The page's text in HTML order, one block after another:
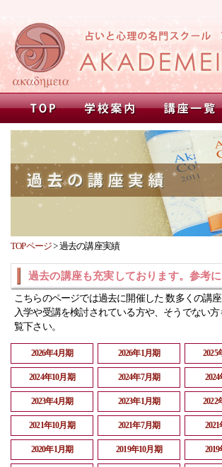
TOPページ>過去の講座実績
過去の講座も充実しております。参考に
こちらのページでは過去に開催した 数多くの講
入学や受講を検討されている方や、そうでない
覧下さい。
2026年4月期 2026年1月期 2025
2024年10月期 2024年7月期
2023年4月期 2023年1月期 2022
2021年10月期 2021年7月期
2020年1月期 2019年10月期